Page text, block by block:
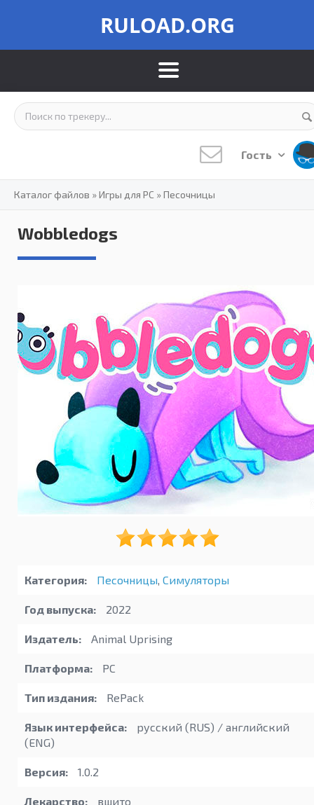
RULOAD.ORG
Гость
Каталог файлов »Игры для PC »Песочницы
Wobbledogs
Категория: Песочницы, Симуляторы
Год выпуска: 2022
Издатель: Animal Uprising
Платформа: PC
Тип издания: RePack
Язык интерфейса:
русский (RUS) / английский
(ENG)
Версия: 1.0.2
Лекарство: вшито